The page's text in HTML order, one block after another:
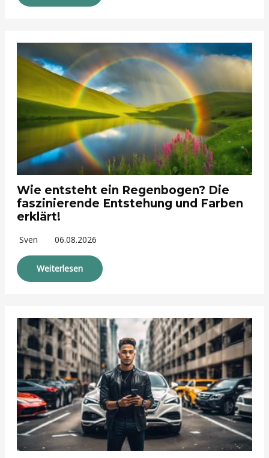
Wie entsteht ein Regenbogen? Die
faszinierende Entstehung und Farben
erklärt!
Sven 06.08.2026
Weiterlesen